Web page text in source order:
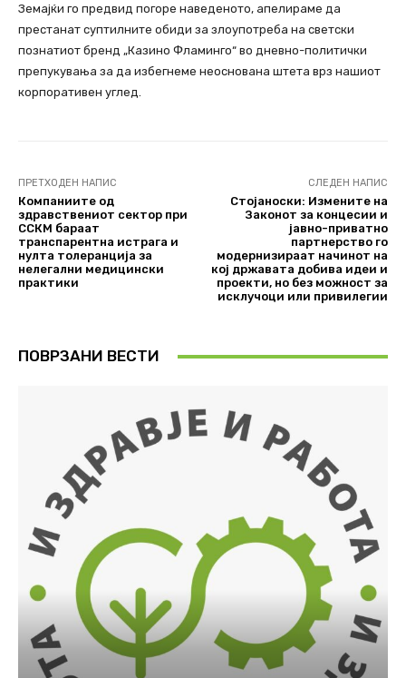
Земајќи го предвид погоре наведеното, апелираме да
престанат суптилните обиди за злоупотреба на светски
познатиот бренд „Казино Фламинго“ во дневно-политички
препукувања за да избегнеме неоснована штета врз нашиот
корпоративен углед.
ПРЕТХОДЕН НАПИС
Компаниите од
здравствениот сектор при
ССКМ бараат
транспарентна истрага и
нулта толеранција за
нелегални медицински
практики
СЛЕДЕН НАПИС
Стојаноски: Измените на
Законот за концесии и
јавно-приватно
партнерство го
модернизираат начинот на
кој државата добива идеи и
проекти, но без можност за
исклучоци или привилегии
ПОВРЗАНИ ВЕСТИ